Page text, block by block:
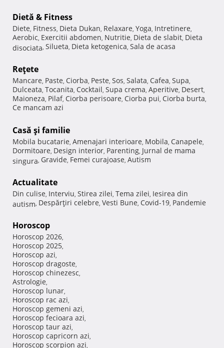
Dietă & Fitness
Diete, Fitness, Dieta Dukan, Relaxare, Yoga, Intretinere,
Aerobic, Exercitii abdomen, Nutritie, Dieta de slabit, Dieta
disociata, Silueta, Dieta ketogenica, Sala de acasa
Reţete
Mancare, Paste, Ciorba, Peste, Sos, Salata, Cafea, Supa,
Dulceata, Tocanita, Cocktail, Supa crema, Aperitive, Desert,
Maioneza, Pilaf, Ciorba perisoare, Ciorba pui, Ciorba burta,
Ce mancam azi
Casă şi familie
Mobila bucatarie, Amenajari interioare, Mobila, Canapele,
Dormitoare, Design interior, Parenting, Jurnal de mama
singura, Gravide, Femei curajoase, Autism
Actualitate
Din culise, Interviu, Stirea zilei, Tema zilei, Iesirea din
autism, Despărţiri celebre, Vesti Bune, Covid-19, Pandemie
Horoscop
Horoscop 2026,
Horoscop 2025,
Horoscop azi,
Horoscop dragoste,
Horoscop chinezesc,
Astrologie,
Horoscop lunar,
Horoscop rac azi,
Horoscop gemeni azi,
Horoscop fecioara azi,
Horoscop taur azi,
Horoscop capricorn azi,
Horoscop scorpion azi,